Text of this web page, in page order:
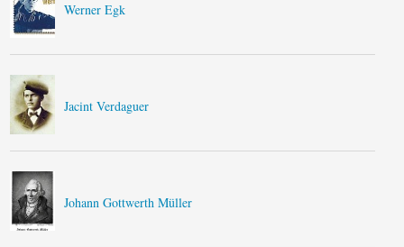
Werner Egk
Jacint Verdaguer
Johann Gottwerth Müller